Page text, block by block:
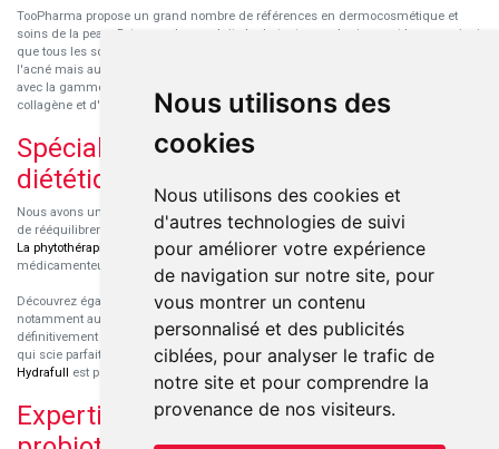
Nous utilisons des
cookies
Nous utilisons des cookies et
d'autres technologies de suivi
pour améliorer votre expérience
de navigation sur notre site, pour
vous montrer un contenu
personnalisé et des publicités
ciblées, pour analyser le trafic de
notre site et pour comprendre la
provenance de nos visiteurs.
TooPharma propose un grand nombre de références en dermocosmétique et
soins de la peau. Retrouvez les produits hydratants pour le visage et le corps ainsi
que tous les soins pour peaux sensibles ou à tendance atopique, les soins pour
l'acné mais aussi des démaquillants. Découvrez nos nouvelles références SVR
avec la gamme anti-âge pour les peaux encore jeunes
collagène et d'acide hyaluronique.
Spécialisation en micronutrition et
diététique
Nous avons un engouement particulier pour la micronutrition qui permet souvent
de rééquilibrer des carences ou d'améliorer des troubles métaboliques mineurs.
La phytothérapie
l'aromathérapiesont souvent complémentaires de traitements
médicamenteux lorsqu'ils sont bien conseillés.
Découvrez également les protéines et les produits de nutrition sportive,
notamment au sein de la gamme française
Eric Favre
. Cette gamme est
définitivement axée sur le choix qualitatif des ingrédients et sur une formulation
qui scie parfaitement aux besoins de chaque sportif. La gamme hydratation
Hydrafull est pensée pour une hydratation maximale.
Expertise dans le domaine des